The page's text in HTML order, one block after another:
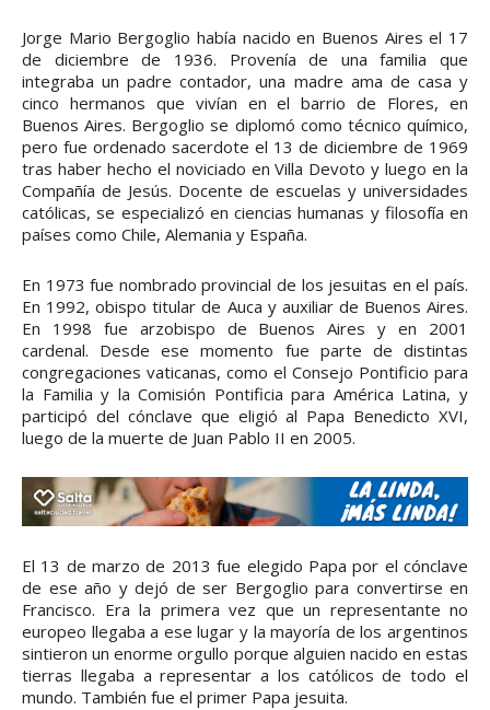
Jorge Mario Bergoglio había nacido en Buenos Aires el 17
de diciembre de 1936. Provenía de una familia que
integraba un padre contador, una madre ama de casa y
cinco hermanos que vivían en el barrio de Flores, en
Buenos Aires. Bergoglio se diplomó como técnico químico,
pero fue ordenado sacerdote el 13 de diciembre de 1969
tras haber hecho el noviciado en Villa Devoto y luego en la
Compañía de Jesús. Docente de escuelas y universidades
católicas, se especializó en ciencias humanas y filosofía en
países como Chile, Alemania y España.
En 1973 fue nombrado provincial de los jesuitas en el país.
En 1992, obispo titular de Auca y auxiliar de Buenos Aires.
En 1998 fue arzobispo de Buenos Aires y en 2001
cardenal. Desde ese momento fue parte de distintas
congregaciones vaticanas, como el Consejo Pontificio para
la Familia y la Comisión Pontificia para América Latina, y
participó del cónclave que eligió al Papa Benedicto XVI,
luego de la muerte de Juan Pablo II en 2005.
El 13 de marzo de 2013 fue elegido Papa por el cónclave
de ese año y dejó de ser Bergoglio para convertirse en
Francisco. Era la primera vez que un representante no
europeo llegaba a ese lugar y la mayoría de los argentinos
sintieron un enorme orgullo porque alguien nacido en estas
tierras llegaba a representar a los católicos de todo el
mundo. También fue el primer Papa jesuita.